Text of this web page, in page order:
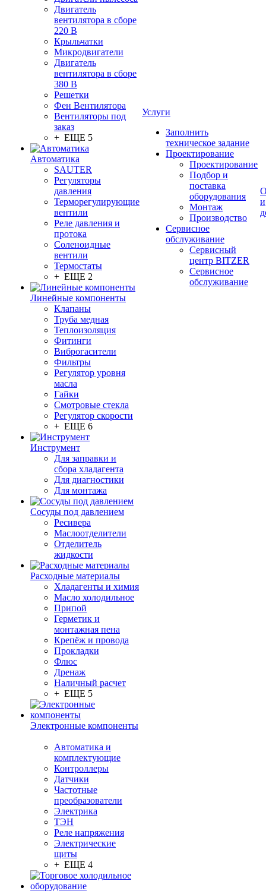
Двигатель
вентилятора в сборе
220 В
Крыльчатки
Микродвигатели
Двигатель
вентилятора в сборе
380 В
Решетки
Фен Вентилятора
Вентиляторы под
заказ
+ ЕЩЕ 5
Автоматика
SAUTER
Регуляторы
давления
Терморегулирующие
вентили
Реле давления и
протока
Соленоидные
вентили
Термостаты
+ ЕЩЕ 2
Линейные компоненты
Клапаны
Труба медная
Теплоизоляция
Фитинги
Виброгасители
Фильтры
Регулятор уровня
масла
Гайки
Смотровые стекла
Регулятор скорости
+ ЕЩЕ 6
Инструмент
Для заправки и
сбора хладагента
Для диагностики
Для монтажа
Сосуды под давлением
Ресивера
Маслоотделители
Отделитель
жидкости
Расходные материалы
Хладагенты и химия
Масло холодильное
Припой
Герметик и
монтажная пена
Крепёж и провода
Прокладки
Флюс
Дренаж
Наличный расчет
+ ЕЩЕ 5
Электронные компоненты
Автоматика и
комплектующие
Контроллеры
Датчики
Частотные
преобразователи
Электрика
ТЭН
Реле напряжения
Электрические
щиты
+ ЕЩЕ 4
Услуги
Заполнить
техническое задание
Проектирование
Проектирование
Подбор и
поставка
оборудования
Монтаж
Производство
Сервисное
обслуживание
Сервисный
центр BITZER
Сервисное
обслуживание
и